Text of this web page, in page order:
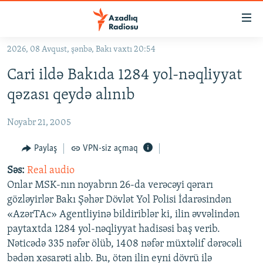
Əsas
qayıt
Əsas
naviqasiyaya
qayıt
KORRUPSIOMETR
#ƏSLINDƏ
FƏRQƏ BAX
QANUNI DOĞRU
ARAŞDIRMA
MULTIMEDIA
VIDEO
FOTOQALEREYA
RADIO ARXIV
OXU ZALI
HAQQIMIZDA
2026, 08 Avqust, şənbə, Bakı vaxtı 20:54
Cari ildə Bakıda 1284 yol-nəqliyyat
qəzası qeydə alınıb
Noyabr 21, 2005
Paylaş VPN-siz açmaq
Səs: Real audio
Onlar MSK-nın noyabrın 26-da verəcəyi qərarı
gözləyirlər Bakı Şəhər Dövlət Yol Polisi İdarəsindən
«AzərTAc» Agentliyinə bildiriblər ki, ilin əvvəlindən
paytaxtda 1284 yol-nəqliyyat hadisəsi baş verib.
Nəticədə 335 nəfər ölüb, 1408 nəfər müxtəlif dərəcəli
bədən xəsarəti alıb. Bu, ötən ilin eyni dövrü ilə